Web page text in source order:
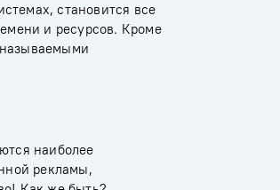
становится все
и ресурсов. Кроме
называемыми
наиболее
рекламы,